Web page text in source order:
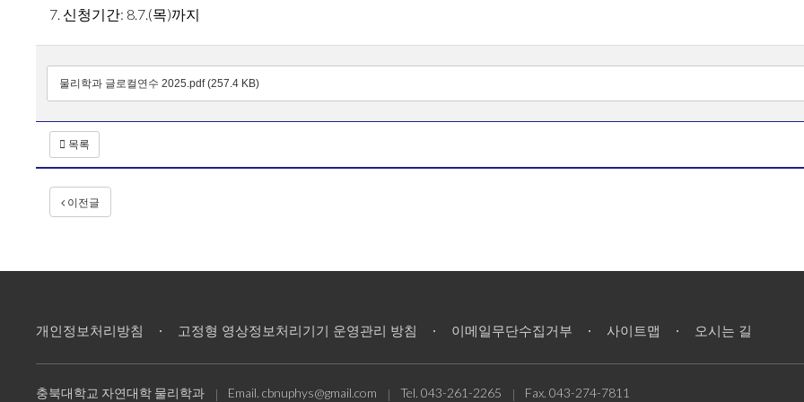
7. 신청기간: 8.7.(목)까지
물리학과 글로컬연수 2025.pdf (257.4 KB)
목록
이전글
개인정보처리방침 고정형 영상정보처리기기 운영관리 방침 이메일무단수집거부 사이트맵 오시는 길
충북대학교 자연대학 물리학과 Email. cbnuphys@gmail.com Tel. 043-261-2265 Fax. 043-274-7811